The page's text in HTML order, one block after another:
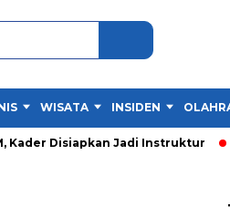
WISATA INSIDEN
Disiapkan Jadi Instruktur